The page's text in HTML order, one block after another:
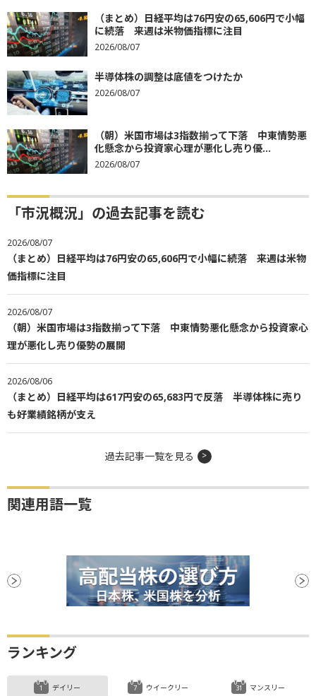
（まとめ）日経平均は76円安の65,606円で小幅
に続落 来週は米物価指標に注目
2026/08/07
半導体株の調整は底値をつけたか
2026/08/07
（朝）米国市場は3指数揃って下落 中東情勢悪
化懸念から投資家心理が悪化し売り優...
2026/08/07
「市況概況」の過去記事を読む
2026/08/07
（まとめ）日経平均は76円安の65,606円で小幅に続落 来週は米物
価指標に注目
2026/08/07
（朝）米国市場は3指数揃って下落 中東情勢悪化懸念から投資家心
理が悪化し売り優勢の展開
2026/08/06
（まとめ）日経平均は617円安の65,683円で反落 半導体株に売り
も好業績銘柄が支え
過去記事一覧を見る
関連用語一覧
ランキング
デイリー ウイークリー マンスリー